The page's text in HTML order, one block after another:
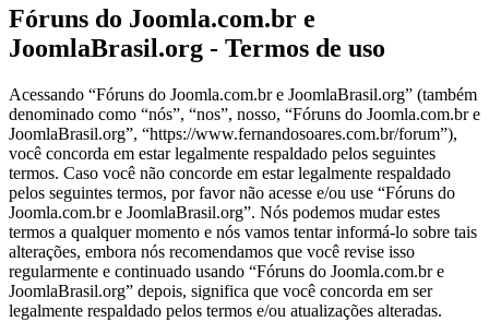
Fóruns do Joomla.com.br e
JoomlaBrasil.org - Termos de uso
Acessando “Fóruns do Joomla.com.br e JoomlaBrasil.org” (também
denominado como “nós”, “nos”, nosso, “Fóruns do Joomla.com.br e
JoomlaBrasil.org”, “https://www.fernandosoares.com.br/forum”),
você concorda em estar legalmente respaldado pelos seguintes
termos. Caso você não concorde em estar legalmente respaldado
pelos seguintes termos, por favor não acesse e/ou use “Fóruns do
Joomla.com.br e JoomlaBrasil.org”. Nós podemos mudar estes
termos a qualquer momento e nós vamos tentar informá-lo sobre tais
alterações, embora nós recomendamos que você revise isso
regularmente e continuado usando “Fóruns do Joomla.com.br e
JoomlaBrasil.org” depois, significa que você concorda em ser
legalmente respaldado pelos termos e/ou atualizações alteradas.